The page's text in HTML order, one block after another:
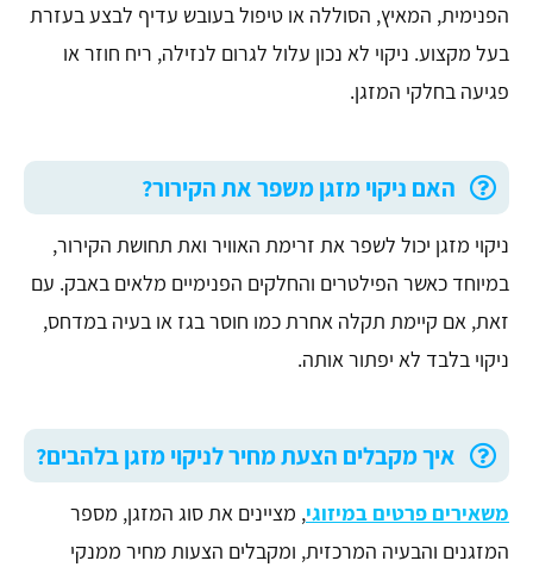
הפנימית, המאיץ, הסוללה או טיפול בעובש עדיף לבצע בעזרת
בעל מקצוע. ניקוי לא נכון עלול לגרום לנזילה, ריח חוזר או
פגיעה בחלקי המזגן.
האם ניקוי מזגן משפר את הקירור?
ניקוי מזגן יכול לשפר את זרימת האוויר ואת תחושת הקירור,
במיוחד כאשר הפילטרים והחלקים הפנימיים מלאים באבק. עם
זאת, אם קיימת תקלה אחרת כמו חוסר בגז או בעיה במדחס,
ניקוי בלבד לא יפתור אותה.
איך מקבלים הצעת מחיר לניקוי מזגן בלהבים?
משאירים פרטים במיזוגי, מציינים את סוג המזגן, מספר
המזגנים והבעיה המרכזית, ומקבלים הצעות מחיר ממנקי